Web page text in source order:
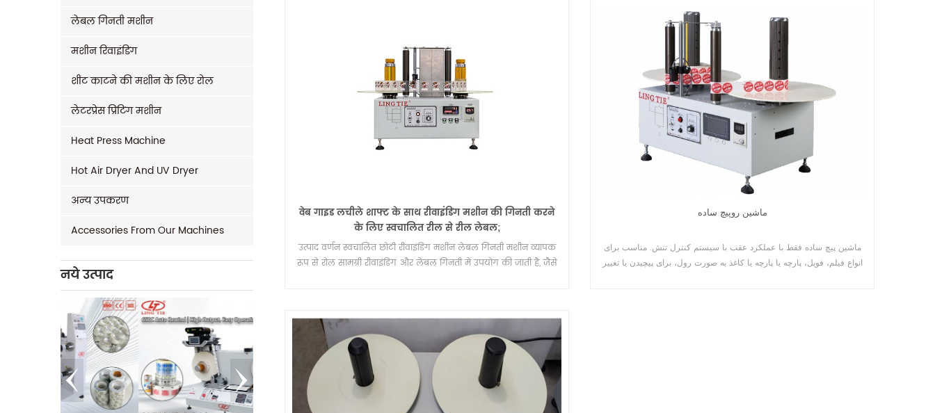
लेबल गिनती मशीन
मशीन रिवाइंडिंग
शीट काटने की मशीन के लिए रोल
लेटरप्रेस प्रिंटिंग मशीन
Heat Press Machine
Hot Air Dryer And UV Dryer
अन्य उपकरण
Accessories From Our Machines
नये उत्पाद
वेब गाइड लचीले शाफ्ट के साथ रीवाइंडिंग मशीन की गिनती करने
के लिए स्वचालित रील से रील लेबल;
उत्पाद वर्णन स्वचालित छोटी रीवाइंडिंग मशीन लेबल गिनती मशीन व्यापक
रूप से रोल सामग्री रीवाइंडिंग और लेबल गिनती में उपयोग की जाती है, जैसे
*स्टेटिक एलिमिनेशन ब्रश *डबल मोटर्स *स्प्लिस स्टेशन * विनिमेय दस्ता *
अर्ध-स्वचालित तनाव / पूर्ण स्वचालित तनाव * समान गति * दस्ता लंबाई
और आकार अनुकूलित किया जा सकता है विकल्प के लिए दस्ता विनिर्देश
पैकिंग&डिलीवरी प्रदर्शनी कंपनी प्रोफाइल
ماشین روپیچ ساده
ماشین پیچ ساده فقط با عملکرد عقب با سیستم کنترل تنش. مناسب برای
انواع فیلم، فویل، پارچه یا پارچه یا کاغذ به صورت رول، برای پیچیدن یا تغییر